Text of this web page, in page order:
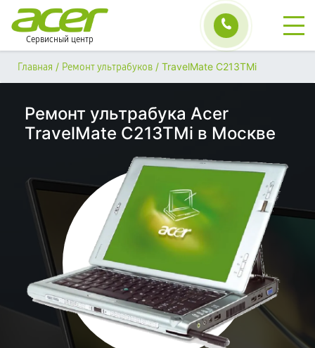
Сервисный центр
Главная / Ремонт ультрабуков / TravelMate C213TMi
Ремонт ультрабука Acer
TravelMate C213TMi в Москве